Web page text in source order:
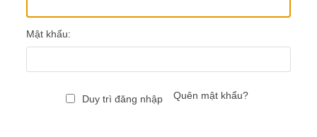
Mật khẩu:
Duy trì đăng nhập Quên mật khẩu?